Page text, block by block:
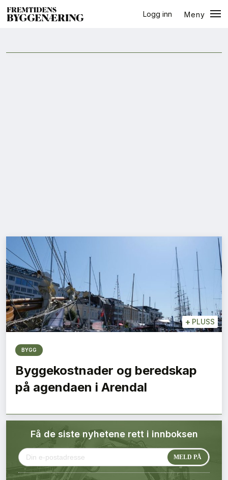
Logg inn
Meny
Bærekraft
Digitalisering
Eiendom
Øvrige
Tips redaksjonen
Annonsering
Abonnement Pluss
Kontakt oss
ressursbruk
+ PLUSS
BYGG
Byggekostnader og beredskap
på agendaen i Arendal
Få de siste nyhetene rett i innboksen